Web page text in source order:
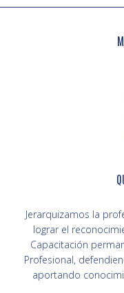
Jerarquizamos la
lograr el
Capacitación
Profesional,
aportando